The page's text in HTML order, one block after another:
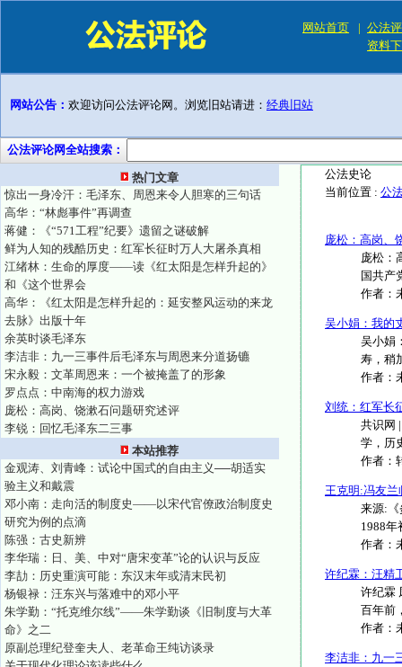
网站首页 | 公法
资料
网站公告： 欢迎访问公法评论网。浏览旧站请进： 经典旧站
公法评论网全站搜索：
热门文章
惊出一身冷汗：毛泽东、周恩来令人胆寒的三句话
高华：“林彪事件”再调查
蒋健：《“571工程”纪要》遗留之谜破解
鲜为人知的残酷历史：红军长征时万人大屠杀真相
江绪林：生命的厚度——读《红太阳是怎样升起的》
和《这个世界会
高华：《红太阳是怎样升起的：延安整风运动的来龙
去脉》出版十年
余英时谈毛泽东
李洁非：九一三事件后毛泽东与周恩来分道扬镳
宋永毅：文革周恩来：一个被掩盖了的形象
罗点点：中南海的权力游戏
庞松：高岗、饶漱石问题研究述评
李锐：回忆毛泽东二三事
本站推荐
金观涛、刘青峰：试论中国式的自由主义──胡适实
验主义和戴震
邓小南：走向活的制度史——以宋代官僚政治制度史
研究为例的点滴
陈强：古史新辨
李华瑞：日、美、中对“唐宋变革”论的认识与反应
李劼：历史重演可能：东汉末年或清末民初
杨银禄：汪东兴与落难中的邓小平
朱学勤：“托克维尔线”——朱学勤谈《旧制度与大革
命》之二
原副总理纪登奎夫人、老革命王纯访谈录
公法史论
当前位置 : 公
庞松：高岗、
庞松：
国共产
作者：
吴小娟：我的
吴小娟
寿，稍
作者：
刘统：红军长
共识网
学，历
作者：
王克明:冯友兰
来源:《
1988年
作者：
许纪霖：汪精
许纪霖
百年前
作者：
李洁非：九一